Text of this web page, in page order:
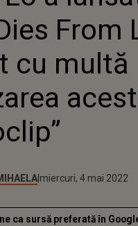
From
cu multă
Publicat:
miercuri, 4 mai 2022
Actualizat:
miercuri, 4 mai 2022
ca sursă preferată în